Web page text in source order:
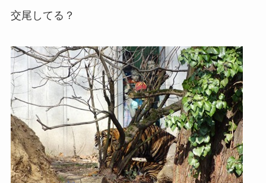
交尾してる？